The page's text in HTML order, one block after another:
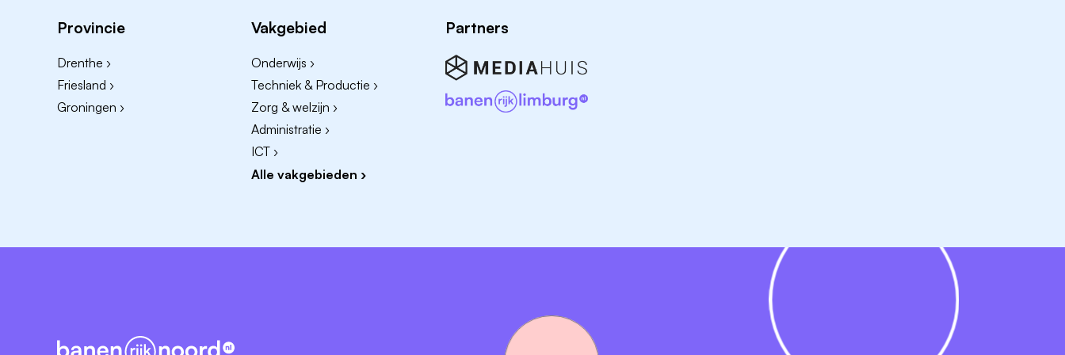
Ben je benieuwd naar wat we je nog meer te bieden hebben?
arbeidsvoorwaarden.
Provincie
Drenthe ›
Friesland ›
Groningen ›
Vakgebied
Onderwijs ›
Techniek & Productie ›
Zorg & welzijn ›
Administratie ›
ICT ›
Alle vakgebieden ›
Partners